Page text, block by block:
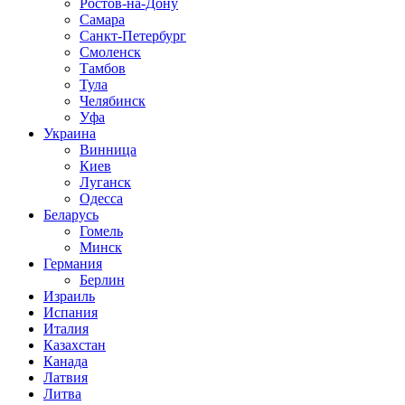
Ростов-на-Дону
Самара
Санкт-Петербург
Смоленск
Тамбов
Тула
Челябинск
Уфа
Украина
Винница
Киев
Луганск
Одесса
Беларусь
Гомель
Минск
Германия
Берлин
Израиль
Испания
Италия
Казахстан
Канада
Латвия
Литва